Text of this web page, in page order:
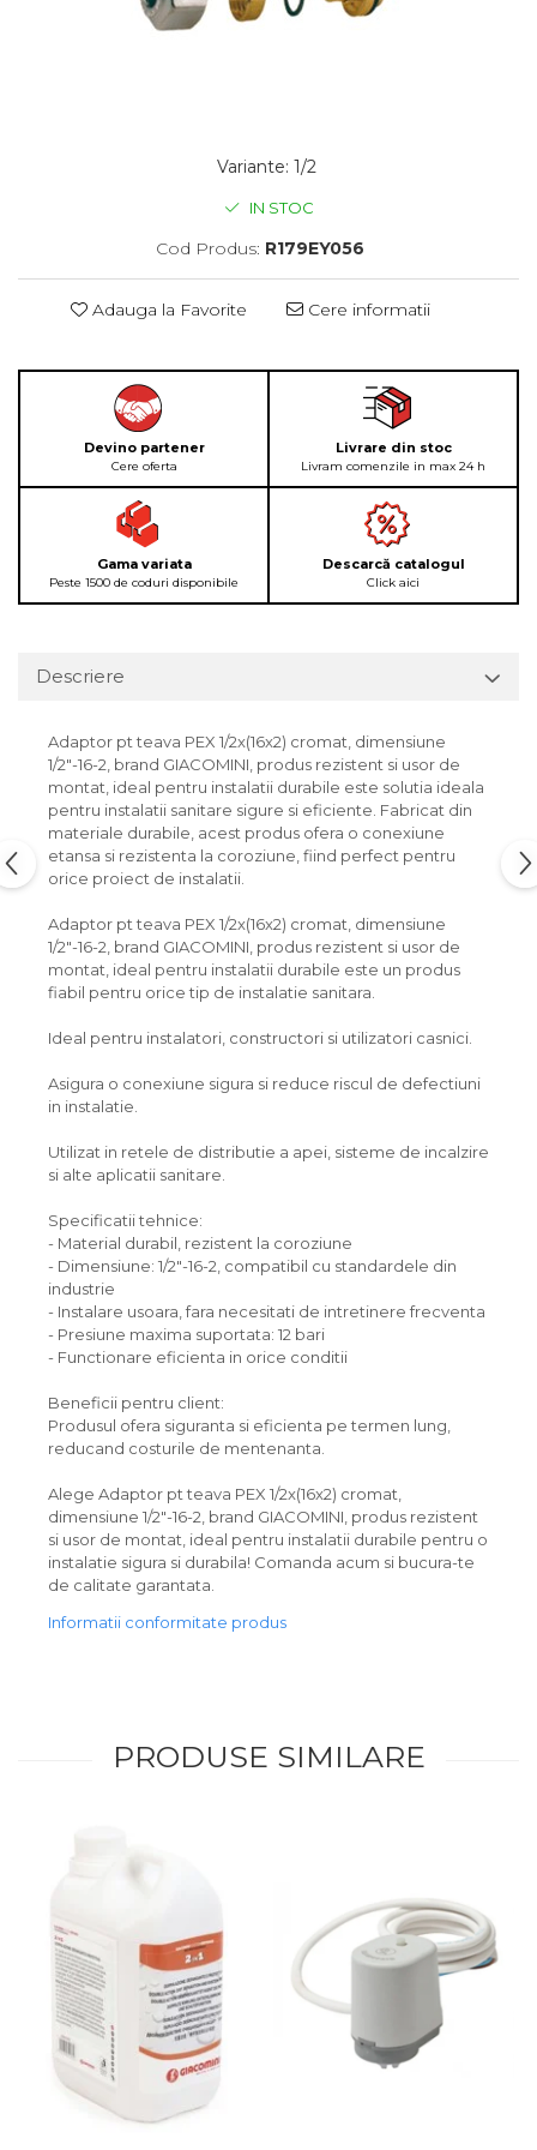
Variante: 1/2
IN STOC
Cod Produs: R179EY056
Adauga la Favorite Cere informatii
Devino partener
Cere oferta
Livrare din stoc
Livram comenzile in max 24 h
Gama variata
Peste 1500 de coduri disponibile
Descarcă catalogul
Click aici
Descriere
Adaptor pt teava PEX 1/2x(16x2) cromat, dimensiune
1/2"-16-2, brand GIACOMINI, produs rezistent si usor de
montat, ideal pentru instalatii durabile este solutia ideala
pentru instalatii sanitare sigure si eficiente. Fabricat din
materiale durabile, acest produs ofera o conexiune
etansa si rezistenta la coroziune, fiind perfect pentru
orice proiect de instalatii.
Adaptor pt teava PEX 1/2x(16x2) cromat, dimensiune
1/2"-16-2, brand GIACOMINI, produs rezistent si usor de
montat, ideal pentru instalatii durabile este un produs
fiabil pentru orice tip de instalatie sanitara.
Ideal pentru instalatori, constructori si utilizatori casnici.
Asigura o conexiune sigura si reduce riscul de defectiuni
in instalatie.
Utilizat in retele de distributie a apei, sisteme de incalzire
si alte aplicatii sanitare.
Specificatii tehnice:
- Material durabil, rezistent la coroziune
- Dimensiune: 1/2"-16-2, compatibil cu standardele din
industrie
- Instalare usoara, fara necesitati de intretinere frecventa
- Presiune maxima suportata: 12 bari
- Functionare eficienta in orice conditii
Beneficii pentru client:
Produsul ofera siguranta si eficienta pe termen lung,
reducand costurile de mentenanta.
Alege Adaptor pt teava PEX 1/2x(16x2) cromat,
dimensiune 1/2"-16-2, brand GIACOMINI, produs rezistent
si usor de montat, ideal pentru instalatii durabile pentru o
instalatie sigura si durabila! Comanda acum si bucura-te
de calitate garantata.
Informatii conformitate produs
PRODUSE SIMILARE